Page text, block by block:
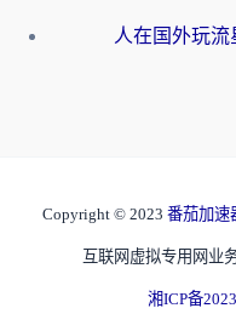
Copyright © 2023 番茄加速
互联网虚拟专用网业
湘ICP备